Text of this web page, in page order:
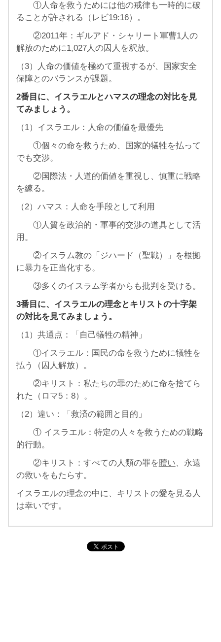
①人命を救うためには他の戒律も一時的に破
ることが許される（レビ19:16）。
②2011年：ギルアド・シャリート軍曹1人の
解放のために1,027人の囚人を釈放。
（3）人命の価値を極めて重視するが、国家安全
保障とのバランスが課題。
2番目に、イスラエルとハマスの理念の対比を見
てみましょう。
（1）イスラエル：人命の価値を最優先
①個々の命を救うため、国家的犠牲を払って
でも交渉。
②国際法・人道的価値を重視し、慎重に戦略
を練る。
（2）ハマス：人命を手段として利用
①人質を政治的・軍事的交渉の道具として活
用。
②イスラム教の「ジハード（聖戦）」を根拠
に暴力を正当化する。
③多くのイスラム学者からも批判を受ける。
3番目に、イスラエルの理念とキリストの十字架
の対比を見てみましょう。
（1）共通点：「自己犠牲の精神」
①イスラエル：国民の命を救うために犠牲を
払う（囚人解放）。
②キリスト：私たちの罪のために命を捨てら
れた（ロマ5：8）。
（2）違い：「救済の範囲と目的」
① イスラエル：特定の人々を救うための戦略
的行動。
②キリスト：すべての人類の罪を贖い、永遠
の救いをもたらす。
イスラエルの理念の中に、キリストの愛を見る人
は幸いです。